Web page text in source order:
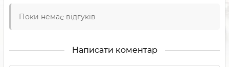
Поки немає відгуків
Написати коментар